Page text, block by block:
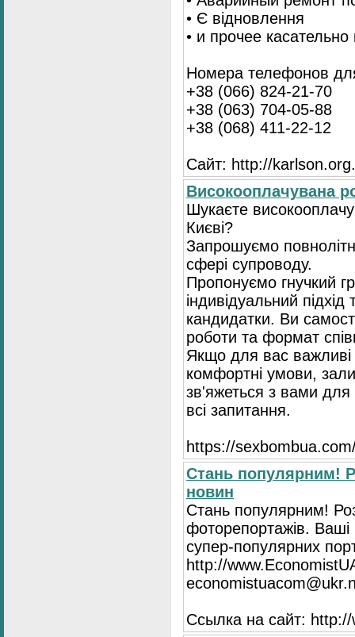
• Є відновлення
• и прочее
Номера телефонов
+38 (066) 824-21-70
+38 (063) 704-05-88
+38 (068) 411-22-12
Сайт: http://
Високооплачувана
Шукаєте
Києві?
Запрошуємо
сфері супроводу.
Пропонуємо гнучкий
індивідуальний
кандидатки. Ви
роботи та формат
Якщо для вас важливі
комфортні умови,
зв'яжеться з вами для
всі запитання.
https://
Стань популярним!
новин
Стань популярним!
фоторепортажів. Ваші
супер-популярних
http://
Ссылка на сайт: